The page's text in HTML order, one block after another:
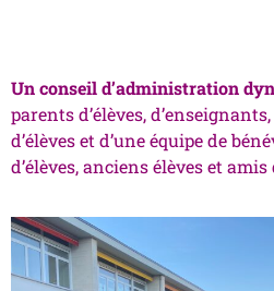
Un conseil d’administration
parents d’élèves,
d’élèves et d’une équipe de
d’élèves, anciens élèves et